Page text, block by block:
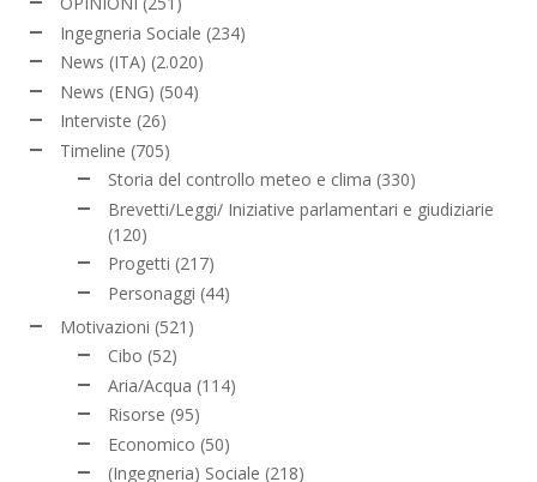
Ingegneria Sociale (234)
News (ITA) (2.020)
News (ENG) (504)
Interviste (26)
Timeline (705)
Storia del controllo meteo e clima (330)
Brevetti/Leggi/ Iniziative parlamentari e giudiziarie
(120)
Progetti (217)
Personaggi (44)
Motivazioni (521)
Cibo (52)
Aria/Acqua (114)
Risorse (95)
Economico (50)
(Ingegneria) Sociale (218)